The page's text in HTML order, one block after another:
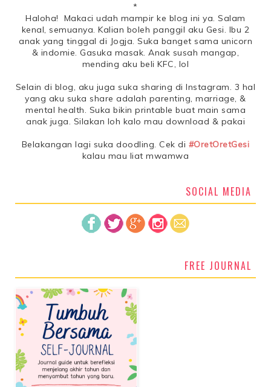
*
Haloha! Makaci udah mampir ke blog ini ya. Salam
kenal, semuanya. Kalian boleh panggil aku Gesi. Ibu 2
anak yang tinggal di Jogja. Suka banget sama unicorn
& indomie. Gasuka masak. Anak susah mangap,
mending aku beli KFC, lol
Selain di blog, aku juga suka sharing di Instagram. 3 hal
yang aku suka share adalah parenting, marriage, &
mental health. Suka bikin printable buat main sama
anak juga. Silakan loh kalo mau download & pakai
Belakangan lagi suka doodling. Cek di #OretOretGesi
kalau mau liat mwamwa
SOCIAL MEDIA
FREE JOURNAL